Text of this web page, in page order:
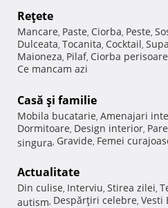
Reţete
Mancare, Paste, Ciorba, Peste,
Dulceata, Tocanita, Cocktail,
Maioneza, Pilaf, Ciorba perisoare
Ce mancam azi
Casă şi familie
Mobila bucatarie, Amenajari
Dormitoare, Design interior,
singura, Gravide, Femei
Actualitate
Din culise, Interviu, Stirea zilei,
autism, Despărţiri celebre, Vesti